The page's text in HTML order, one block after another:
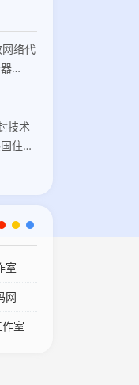
络代
稳定
案
技术
住宅
室
网
室